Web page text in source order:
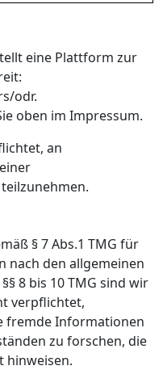
eine Plattform zur
odr.
oben im Impressum.
an
§ 7 Abs.1 TMG für
nach den allgemeinen
8 bis 10 TMG sind wir
verpflichtet,
fremde Informationen
zu forschen, die
hinweisen.